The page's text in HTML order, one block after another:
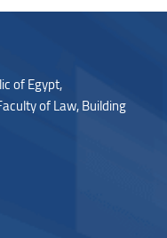
of Egypt,
of Law,Building